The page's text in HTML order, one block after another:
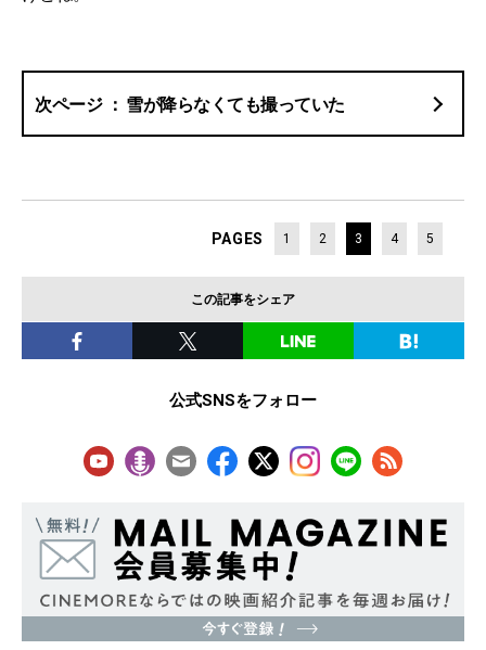
雪が降らなくても撮っていた
PAGES 1 2 3 4 5
この記事をシェア
公式SNSをフォロー